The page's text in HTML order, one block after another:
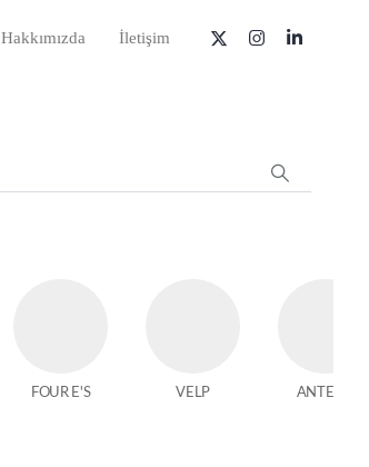
Hakkımızda İletişim
FOUR E'S VELP ANTECH